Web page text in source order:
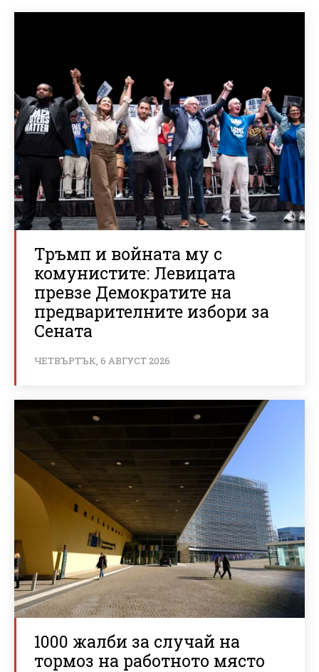
Тръмп и войната му с
комунистите: Левицата
превзе Демократите на
предварителните избори за
Сената
ЧЕТВЪРТЪК, 6 АВГУСТ 2026
1000 жалби за случай на
тормоз на работното място